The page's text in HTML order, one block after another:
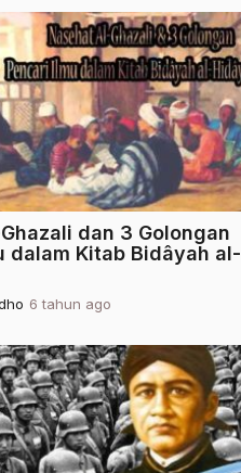
a
h
u
n
a
g
o
dan 3 Golongan
dalam Kitab Bidâyah al-
6 tahun ago
a
h
u
n
a
g
o